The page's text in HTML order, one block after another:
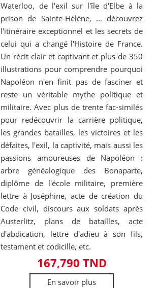
Waterloo, de l'exil sur l'île d'Elbe à la
prison de Sainte-Hélène, ... découvrez
l'itinéraire exceptionnel et les secrets de
celui qui a changé l'Histoire de France.
Un récit clair et captivant et plus de 350
illustrations pour comprendre pourquoi
Napoléon n'en finit pas de fasciner et
reste un véritable mythe politique et
militaire. Avec plus de trente fac-similés
pour redécouvrir la carrière politique,
les grandes batailles, les victoires et les
défaites, l'exil, la captivité, mais aussi les
passions amoureuses de Napoléon :
arbre généalogique des Bonaparte,
diplôme de l'école militaire, première
lettre à Joséphine, acte de création du
Code civil, discours aux soldats après
Austerlitz, plans de batailles, acte
d'abdication, lettre d'adieu à son fils,
testament et codicille, etc.
167,790 TND
En savoir plus